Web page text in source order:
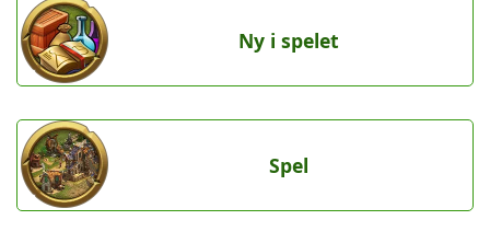
Ny i spelet
Spel